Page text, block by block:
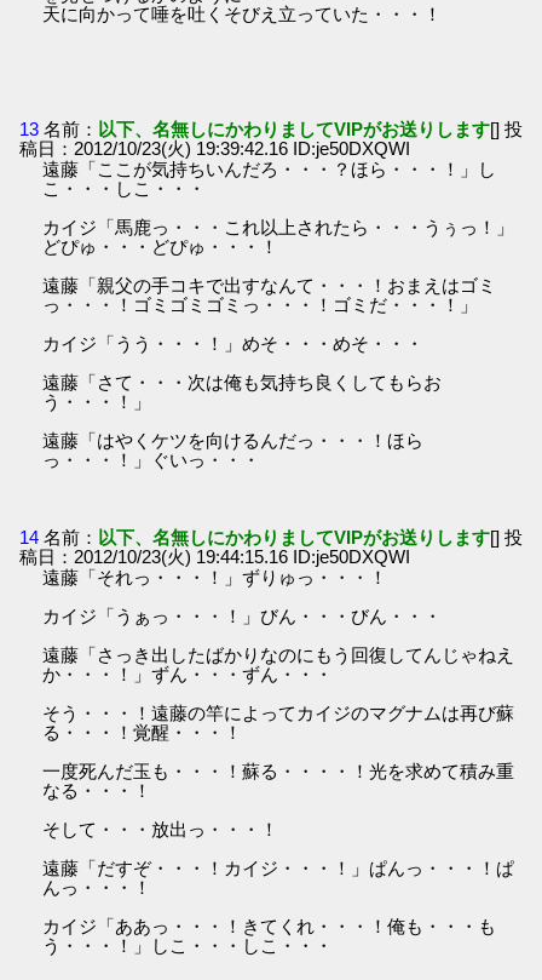
天に向かって唾を吐くそびえ立っていた・・・！
13 名前： 以下、名無しにかわりましてVIPがお送りします[] 投
稿日：2012/10/23(火) 19:39:42.16 ID:je50DXQWI
遠藤「ここが気持ちいんだろ・・・？ほら・・・！」し
こ・・・しこ・・・
カイジ「馬鹿っ・・・これ以上されたら・・・うぅっ！」
どぴゅ・・・どぴゅ・・・！
遠藤「親父の手コキで出すなんて・・・！おまえはゴミ
っ・・・！ゴミゴミゴミっ・・・！ゴミだ・・・！」
カイジ「うう・・・！」めそ・・・めそ・・・
遠藤「さて・・・次は俺も気持ち良くしてもらお
う・・・！」
遠藤「はやくケツを向けるんだっ・・・！ほら
っ・・・！」ぐいっ・・・
14 名前： 以下、名無しにかわりましてVIPがお送りします[] 投
稿日：2012/10/23(火) 19:44:15.16 ID:je50DXQWI
遠藤「それっ・・・！」ずりゅっ・・・！
カイジ「うぁっ・・・！」びん・・・びん・・・
遠藤「さっき出したばかりなのにもう回復してんじゃねえ
か・・・！」ずん・・・ずん・・・
そう・・・！遠藤の竿によってカイジのマグナムは再び蘇
る・・・！覚醒・・・！
一度死んだ玉も・・・！蘇る・・・・！光を求めて積み重
なる・・・！
そして・・・放出っ・・・！
遠藤「だすぞ・・・！カイジ・・・！」ぱんっ・・・！ぱ
んっ・・・！
カイジ「ああっ・・・！きてくれ・・・！俺も・・・も
う・・・！」しこ・・・しこ・・・